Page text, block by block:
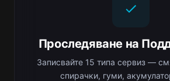
Проследяване на
Записвайте 15 типа сервиз —
спирачки, гуми,